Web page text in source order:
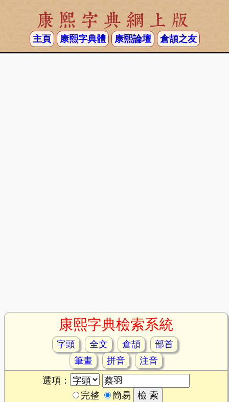
康熙字典網上版
主頁 康熙字典體 康熙論壇 倉頡之友
康熙字典檢索系統
字頭 全文 倉頡
部首
筆畫
拼音
注音
選項：
完整
簡易